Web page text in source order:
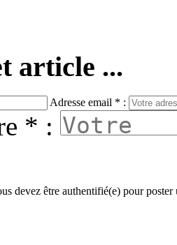
article ...
Adresse email * :
* :
devez être authentifié(e) pour